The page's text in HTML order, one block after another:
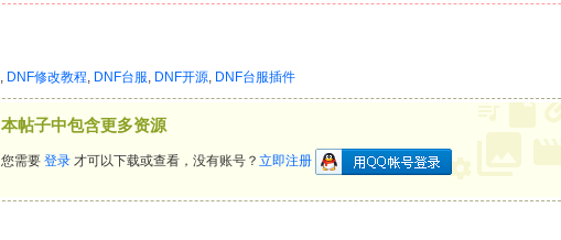
, DNF修改教程, DNF台服, DNF开源, DNF台服插件
本帖子中包含更多资源
您需要 登录 才可以下载或查看，没有账号？ 立即注册